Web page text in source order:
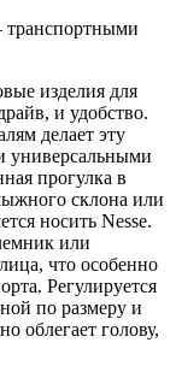
транспортными
изделия для
и удобство.
делает эту
универсальными
прогулка в
склона или
носить Nesse.
или
что особенно
Регулируется
по размеру и
облегает голову,